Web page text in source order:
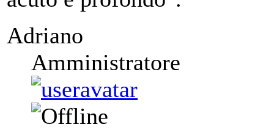
Adriano
Amministratore